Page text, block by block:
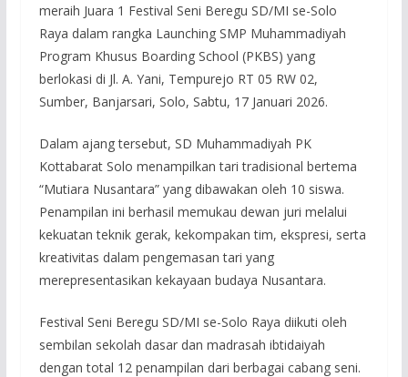
meraih Juara 1 Festival Seni Beregu SD/MI se-Solo
Raya dalam rangka Launching SMP Muhammadiyah
Program Khusus Boarding School (PKBS) yang
berlokasi di Jl. A. Yani, Tempurejo RT 05 RW 02,
Sumber, Banjarsari, Solo, Sabtu, 17 Januari 2026.
Dalam ajang tersebut, SD Muhammadiyah PK
Kottabarat Solo menampilkan tari tradisional bertema
“Mutiara Nusantara” yang dibawakan oleh 10 siswa.
Penampilan ini berhasil memukau dewan juri melalui
kekuatan teknik gerak, kekompakan tim, ekspresi, serta
kreativitas dalam pengemasan tari yang
merepresentasikan kekayaan budaya Nusantara.
Festival Seni Beregu SD/MI se-Solo Raya diikuti oleh
sembilan sekolah dasar dan madrasah ibtidaiyah
dengan total 12 penampilan dari berbagai cabang seni.